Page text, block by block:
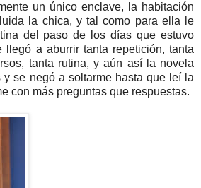
un único enclave, la habitación
la chica, y tal como para ella le
del paso de los días que estuvo
llegó a aburrir tanta repetición, tanta
tanta rutina, y aún así la novela
se negó a soltarme hasta que leí la
con más preguntas que respuestas.